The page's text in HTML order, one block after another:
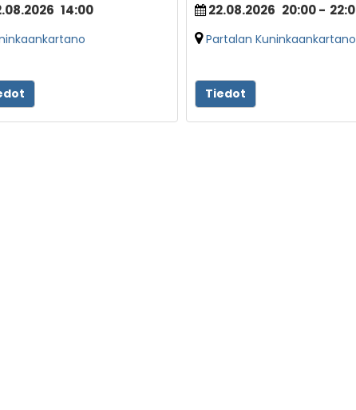
14:00 22.08.2026 20:00-
Partalan Kuninkaankartano
Tiedot